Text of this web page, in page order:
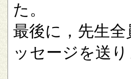
た。
最後に，先生
ッセージを送り